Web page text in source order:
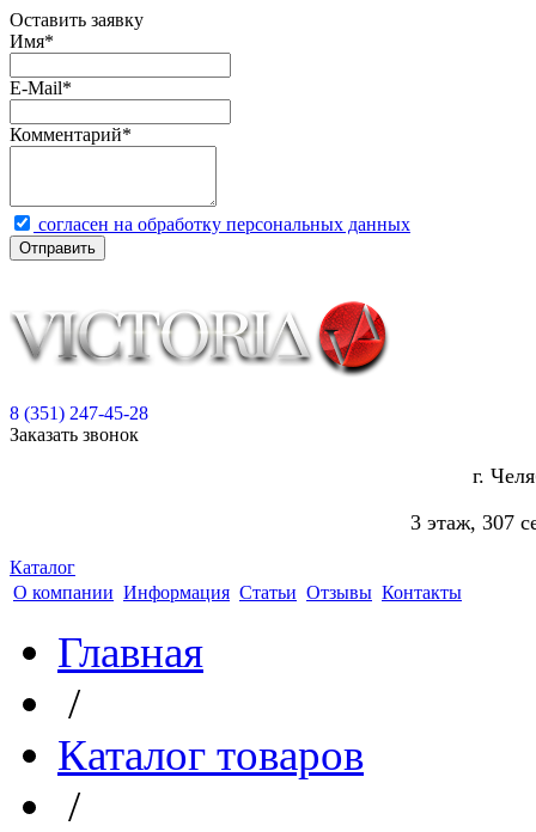
Оставить заявку
Имя*
E-Mail*
Комментарий*
согласен на обработку персональных данных
Отправить
8 (351) 247-45-28
Заказать звонок
г.
3 этаж, 307
Каталог
О компании Информация Статьи Отзывы Контакты
Главная
/
Каталог товаров
/